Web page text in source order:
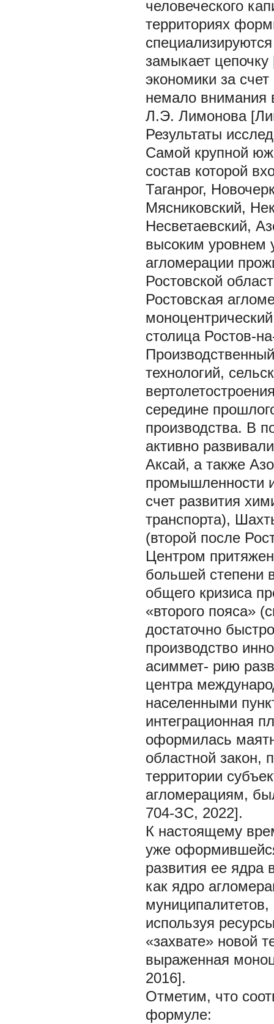
человеческого
территориях
замыкает
экономики за
немало внимания
Л.Э. Лимонова
Результаты
Самой крупной
состав которой
Таганрог,
Мясниковский,
Несветаевский,
высоким уровнем
агломерации
Ростовской
Ростовская
столица Ростов-
технологий,
середине
производства. В
активно
Аксай, а также
промышленности
счет развития
транспорта),
(второй после
Центром
большей степени
общего кризиса
«второго пояса»
достаточно
производство
асиммет- рию
центра
населенными
интеграционная
оформилась
областной закон,
территории
агломерациям,
704-ЗС, 2022].
К настоящему
уже
развития ее ядра
как ядро
используя
«захвате» новой
выраженная
2016].
Отметим, что
формуле: